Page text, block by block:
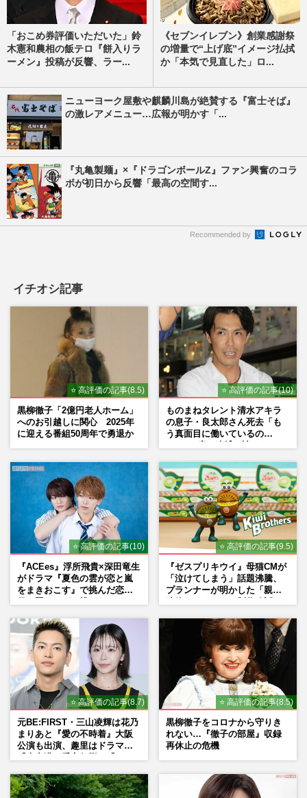
「おこめ券評価いただいた」鈴
木憲和農相の飯テロ『餅入りラ
ーメン』投稿が反響、ラー...
《セブンイレブン》創業感謝祭
の増量で“上げ底”イメージ払拭
か「本気で見直した」ロ...
ニューヨーク屋敷や麒麟川島が絶賛する『富士そば』
の激レアメニュー…広報が明かす「...
『丸亀製麺』×『ドラゴンボールZ』ファン興奮のコラ
ボが初日から反響「最高の空間す...
Recommended by
イチオシ記事
⭐ 高評価の記事(8.5)
黒柳徹子「2億円老人ホーム」
へのお引越しに関心 2025年
に迎える番組50周年で勇退か
⭐ 高評価の記事(10)
ものまねタレント清水アキラ
の息子・良太郎さん死去「も
う真面目に働いているの
⭐ 高評価の記事(10)
『ACEes』浮所飛貴×深田竜生
がドラマ『夏色の雲が恋と嵐
をまきおこす』で挑んだ恋人
⭐ 高評価の記事(9.5)
『ゼスプリキウイ』母猫CMが
「泣けてしまう」話題沸騰、
プランナーが明かした「親に
⭐ 高評価の記事(8.7)
元BE:FIRST・三山凌輝は花乃
まりあと『愛の不時着』大阪
公演も出演、趣里はドラマ
⭐ 高評価の記事(8.5)
黒柳徹子をコロナから守りき
れない…『徹子の部屋』収録
再休止の危機